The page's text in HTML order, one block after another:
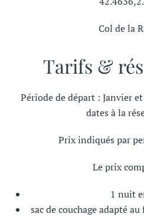
Col de la
Tarifs &
Période de départ : Janvier
dates à la
Prix indiqués par
Le prix
1 nuit
sac de couchage adapté